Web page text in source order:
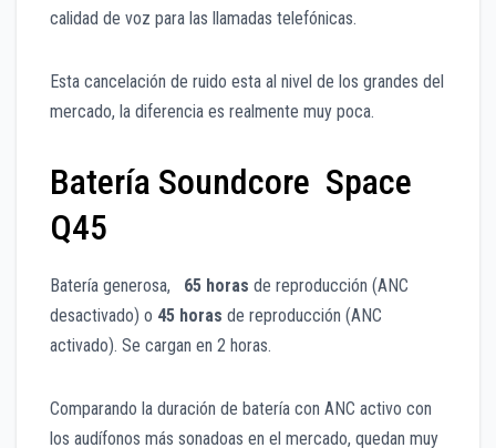
calidad de voz para las llamadas telefónicas.
Esta cancelación de ruido esta al nivel de los grandes del
mercado, la diferencia es realmente muy poca.
Batería Soundcore Space
Q45
Batería generosa, 65 horas de reproducción (ANC
desactivado) o 45 horas de reproducción (ANC
activado). Se cargan en 2 horas.
Comparando la duración de batería con ANC activo con
los audífonos más sonadoas en el mercado, quedan muy